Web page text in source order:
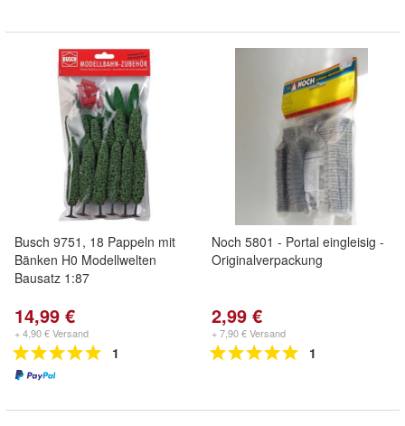
Busch 9751, 18 Pappeln mit
Bänken H0 Modellwelten
Bausatz 1:87
14,99 €
+ 4,90 € Versand
1
Noch 5801 - Portal eingleisig -
Originalverpackung
2,99 €
+ 7,90 € Versand
1